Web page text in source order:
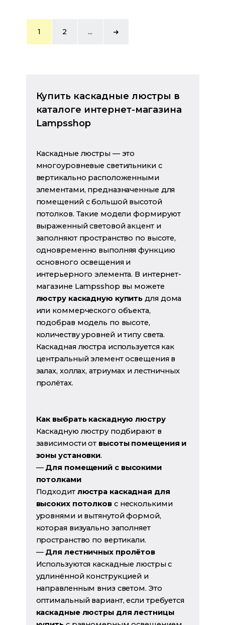
1 2 ...
Купить каскадные люстры в
каталоге интернет-магазина
Lampsshop
Каскадные люстры — это
многоуровневые светильники с
вертикально расположенными
элементами, предназначенные для
помещений с большой высотой
потолков. Такие модели формируют
выраженный световой акцент и
заполняют пространство по высоте,
одновременно выполняя функцию
основного освещения и
интерьерного элемента. В интернет-
магазине Lampsshop вы можете
люстру каскадную купить для дома
или коммерческого объекта,
подобрав модель по высоте,
количеству уровней и типу света.
Каскадная люстра используется как
центральный элемент освещения в
залах, холлах, атриумах и лестничных
пролётах.
Как выбрать каскадную люстру
Каскадную люстру подбирают в
зависимости от высоты помещения и
зоны установки.
— Для помещений с высокими
потолками
Подходит люстра каскадная для
высоких потолковс несколькими
уровнями и вытянутой формой,
которая визуально заполняет
пространство по вертикали.
— Для лестничных пролётов
Используются каскадные люстры с
удлинённой конструкцией и
направленным вниз светом. Это
оптимальный вариант, если требуется
каскадные люстры для лестницы